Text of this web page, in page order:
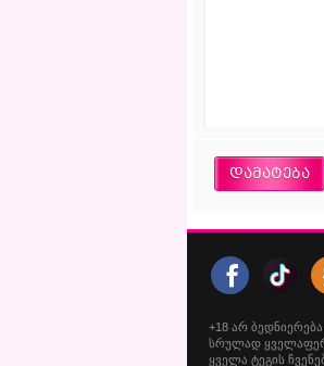
დამატება
+18 არ ბედნიერება
სრულად
ყველა ტეგის